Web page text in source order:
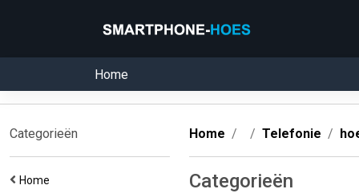
Home
Categorieën
Home
Home Telefonie
Categorieën